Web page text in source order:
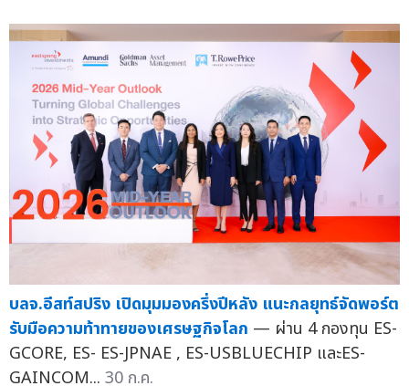
บลจ.อีสท์สปริง เปิดมุมมองครึ่งปีหลัง แนะกลยุทธ์จัดพอร์ต
รับมือความท้าทายของเศรษฐกิจโลก — ผ่าน 4 กองทุน ES-
GCORE, ES- ES-JPNAE , ES-USBLUECHIP และES-
GAINCOM... 30 ก.ค.